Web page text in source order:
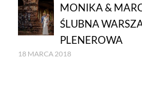
MONIKA &
ŚLUBNA
PLENEROWA
18 MARCA 2018